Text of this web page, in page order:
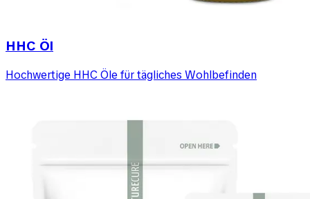
HHC Öl
Hochwertige HHC Öle für tägliches Wohlbefinden